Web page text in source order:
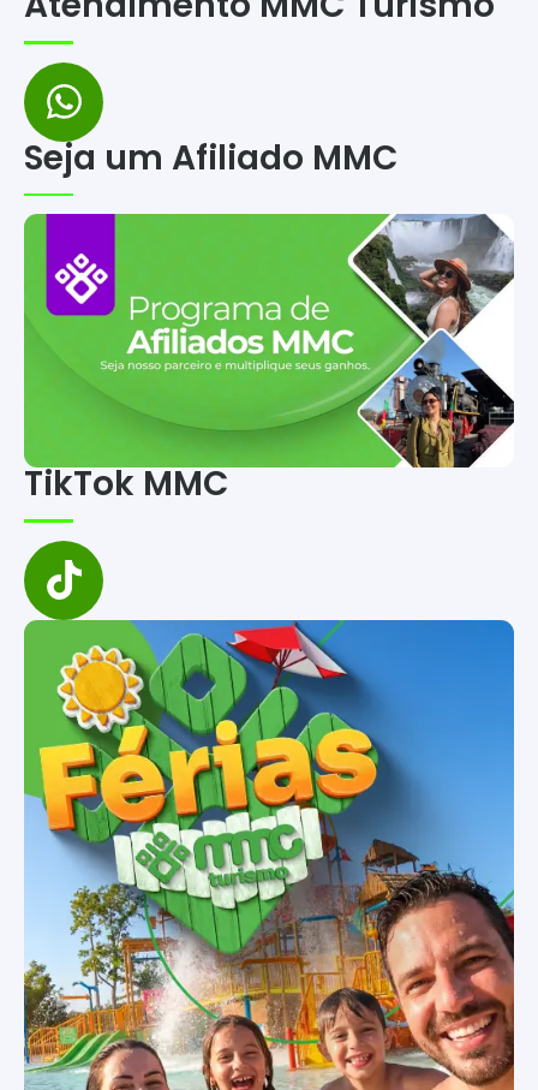
Seja um Afiliado MMC
TikTok MMC